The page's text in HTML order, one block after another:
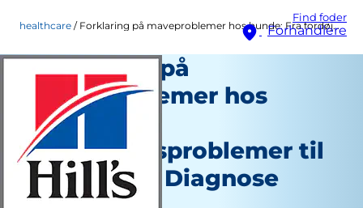
Find foder
Forhandlere
healthcare Forklaring på maveproblemer hos hunde: Fra fordøjelsesproblemer til dyrlægens diagnose
Forklaring på
Maveproblemer hos
Hunde: Fra
Fordøjelsesproblemer til
Dyrlægens Diagnose
Healthcare